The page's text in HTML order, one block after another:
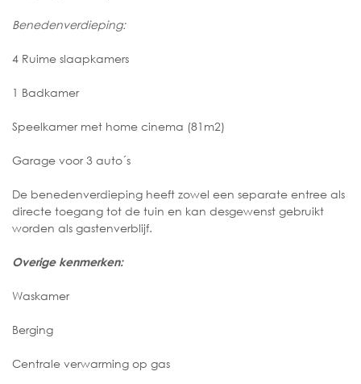
Benedenverdieping:
4 Ruime slaapkamers
1 Badkamer
Speelkamer met home cinema (81m2)
Garage voor 3 auto´s
De benedenverdieping heeft zowel een separate entree als
directe toegang tot de tuin en kan desgewenst gebruikt
worden als gastenverblijf.
Overige kenmerken:
Waskamer
Berging
Centrale verwarming op gas